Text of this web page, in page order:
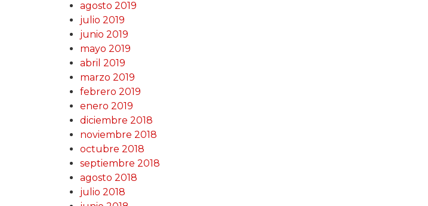
agosto 2019
julio 2019
junio 2019
mayo 2019
abril 2019
marzo 2019
febrero 2019
enero 2019
diciembre 2018
noviembre 2018
octubre 2018
septiembre 2018
agosto 2018
julio 2018